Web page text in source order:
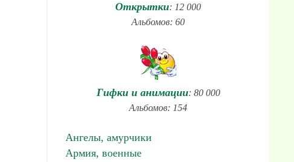
Открытки: 12 000
Альбомов: 60
Гифки и анимации: 80 000
Альбомов: 154
Ангелы, амурчики
Армия, военные